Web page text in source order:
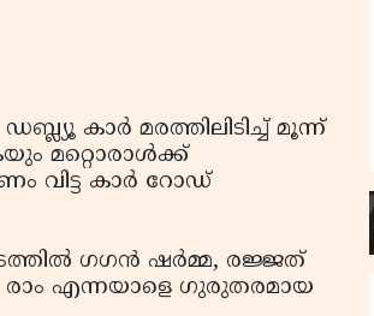
കാര്‍ മരത്തിലിടിച്ച് മൂന്ന്
മറ്റൊരാള്‍ക്ക്
വിട്ട കാര്‍ റോഡ്
ഗഗന്‍ ഷര്‍മ്മ, രജ്ജത്
രാം എന്നയാളെ ഗുരുതരമായ